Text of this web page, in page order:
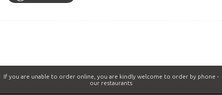
If you are unable to order online, you are kindly welcome to order by phone -
our restaurants